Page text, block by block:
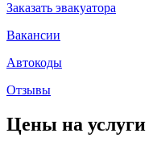
Заказать эвакуатора
Вакансии
Автокоды
Отзывы
Цены на услуги